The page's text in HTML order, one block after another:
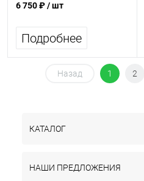
6 750 ₽/ шт
Подробнее
Назад 1 2
КАТАЛОГ
НАШИ ПРЕДЛОЖЕНИЯ